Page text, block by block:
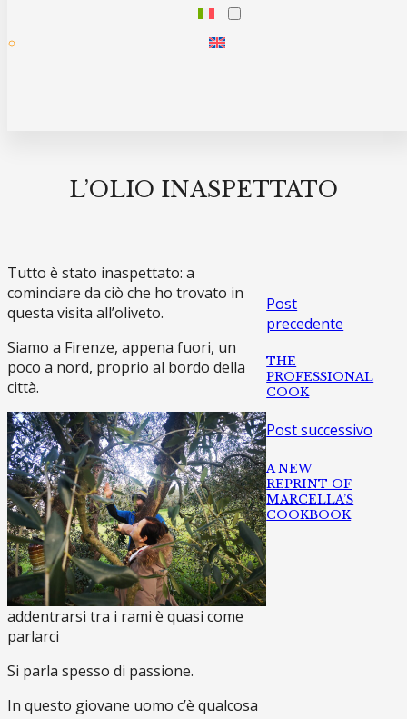
L’OLIO INASPETTATO
Tutto è stato inaspettato: a
cominciare da ciò che ho trovato in
questa visita all’oliveto.
Siamo a Firenze, appena fuori, un
poco a nord, proprio al bordo della
città.
addentrarsi tra i rami è quasi come
parlarci
Si parla spesso di passione.
In questo giovane uomo c’è qualcosa
Post
precedente
THE
PROFESSIONAL
COOK
Post successivo
A NEW
REPRINT OF
MARCELLA’S
COOKBOOK